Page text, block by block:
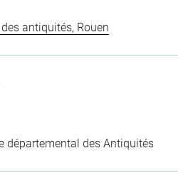
antiquités, Rouen
départemental des Antiquités